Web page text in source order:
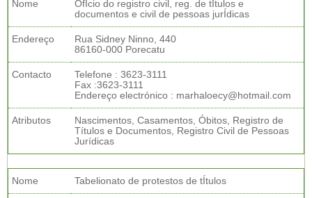
Nome
OfÍcio do registro civil, reg. de tÍtulos e
documentos e civil de pessoas jurÍdicas
Endereço
Rua Sidney Ninno, 440
86160-000 Porecatu
Contacto
Telefone : 3623-3111
Fax :3623-3111
Endereço electrónico : marhaloecy@hotmail.com
Atributos
Nascimentos, Casamentos, Óbitos, Registro de
Títulos e Documentos, Registro Civil de Pessoas
Jurídicas
Nome Tabelionato de protestos de tÍtulos